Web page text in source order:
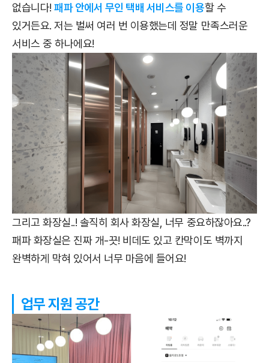
없습니다!패파 안에서 무인 택배 서비스를 이용할 수
있거든요. 저는 벌써 여러 번 이용했는데 정말 만족스러운
서비스 중 하나에요!
그리고 화장실..! 솔직히 회사 화장실, 너무 중요하잖아요..?
패파 화장실은 진짜 개-끗! 비데도 있고 칸막이도 벽까지
완벽하게 막혀 있어서 너무 마음에 들어요!
업무 지원 공간